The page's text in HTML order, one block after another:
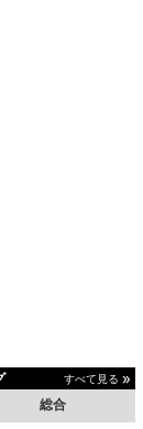
すべて見る
総合